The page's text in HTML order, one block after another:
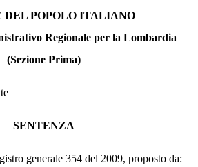
DEL POPOLO ITALIANO
Regionale per la Lombardia
(Sezione Prima)
SENTENZA
generale 354 del 2009, proposto da: